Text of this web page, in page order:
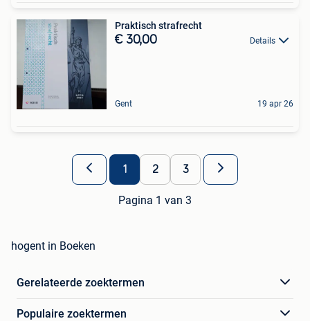
Praktisch strafrecht
€ 30,00 Details
Gent 19 apr 26
1 2 3
Pagina 1 van 3
hogent in Boeken
Gerelateerde zoektermen
Populaire zoektermen